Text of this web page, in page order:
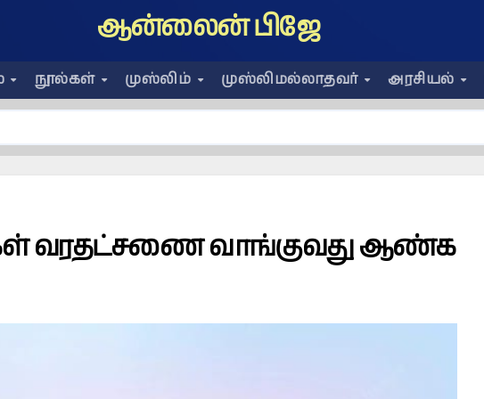
ஆன்லைன் பிஜே
நூல்கள் முஸ்லிம் முஸ்லிமல்லாதவர் அரசியல்
வரதட்சணை வாங்குவது ஆண்க